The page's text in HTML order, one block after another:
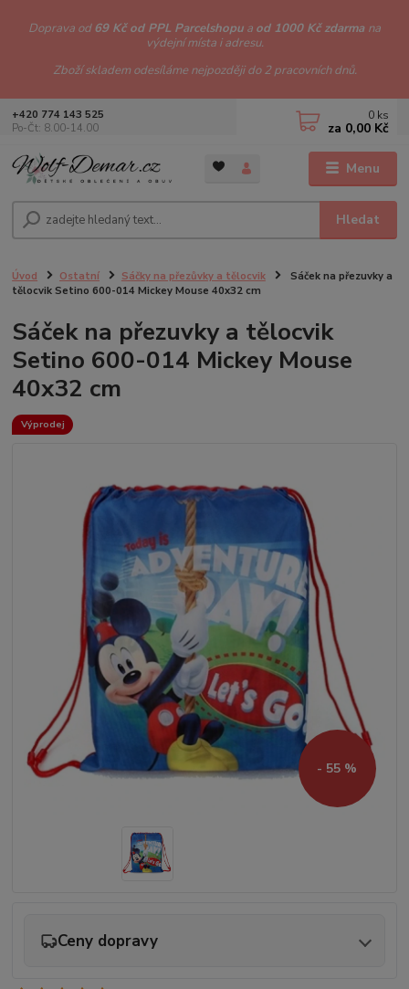
Doprava od69 Kč od PPL Parcelshopu a od 1000 Kč zdarma na
výdejní místa i adresu.
Zboží skladem odesíláme nejpozději do 2 pracovních dnů.
Menu
Hledat
+420 774 143 525
Po-Čt: 8.00-14.00
0 ks
za 0,00 Kč
Úvod Ostatní Sáčky na přezůvky a tělocvik
Sáček na přezuvky a
tělocvik Setino 600-014 Mickey Mouse 40x32 cm
Sáček na přezuvky a tělocvik
Setino 600-014 Mickey Mouse
40x32 cm
Výprodej
- 55 %
Ceny dopravy